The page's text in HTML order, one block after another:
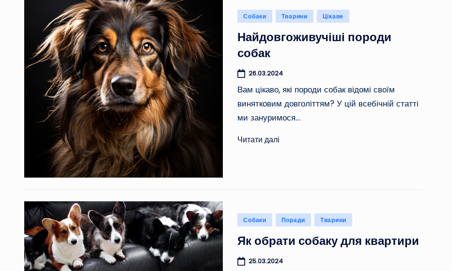
Опубліковано
Собаки Тварини Цікаве
Найдовгоживучіші породи
собак
26.03.2024
Вам цікаво, які породи собак відомі своїм
винятковим довголіттям? У цій всебічній статті
ми зануримося…
Читати далі
Опубліковано
Собаки Поради Тварини
Як обрати собаку для квартири
25.03.2024